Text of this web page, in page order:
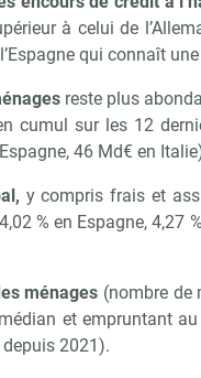
à celui de
qui connaît
reste plus
cumul sur les 12
46 Md€ en
y compris frais et
% en Espagne, 4,27
ménages (nombre de
et empruntant
depuis 2021).Matin